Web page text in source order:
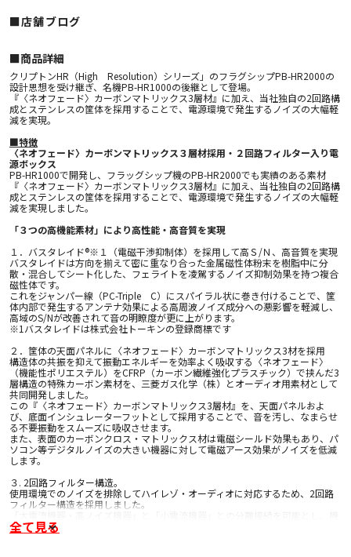
■店舗ブログ
■︎商品詳細
クリプトンHR（High Resolution）シリーズ」のフラグシップPB-HR2000の
設計思想を受け継ぎ、名機PB-HR1000の後継として登場。
『〈ネオフェード〉カーボンマトリックス3層材』に加え、当社独自の2回路構
成とステンレスの筐体を採用することで、電源環境で発生するノイズの大幅軽
減を実現。
■特徴
〈ネオフェード〉カーボンマトリックス３層材採用・２回路フィルター入り電
源ボックス
PB-HR1000で開発し、フラッグシップ機のPB-HR2000でも実績のある素材
『〈ネオフェード〉カーボンマトリックス3層材』に加え、当社独自の2回路構
成とステンレスの筐体を採用することで、電源環境で発生するノイズの大幅軽
減を実現しました。
「３つの高機能素材」により高性能・高音質を実現
１．バスタレイド®※１（電磁干渉抑制体）を採用して高Ｓ/Ｎ、高音質を実現
バスタレイドは方向を揃えて密に重なり合った金属磁性体粉末を樹脂中に分
散・混合してシート化した、フェライトを凌駕するノイズ抑制効果を持つ複合
磁性体です。
これをジャンパー線（PC-Triple C）にスパイラル状に巻き付けることで、筐
体内部で発生するアンテナ効果による高周波ノイズ成分への悪影響を軽減し、
高域のS/Nが改善されて音の明瞭度が更に上がります。
※1バスタレイドは株式会社トーキンの登録商標です
２．筐体の天面パネルに〈ネオフェード〉カーボンマトリックス3材を採用
構造体の共振を抑えて振動エネルギーを効率よく吸収する〈ネオフェード〉
（機能性ポリエステル）をCFRP（カーボン繊維強化プラスチック）で挟んだ3
層構造の特殊カーボン素材を、三菱ガス化学（株）とオーディオ用素材として
共同開発しました。
この『〈ネオフェード〉カーボンマトリックス3層材』を、天面パネルおよ
び、底面インシュレーターフットとして採用することで、音を汚し、なまらせ
る不要振動をスムーズに吸収させます。
また、表面のカーボンクロス・マトリックス材は電磁シールド効果もあり、パ
ソコン等デジタルノイズの大きい機器に対して電磁アース効果がノイズを低減
します。
３. 2回路フィルター構造。
使用環境でのノイズを排除してハイレゾ・オーディオに対応するため、2回路
フィルター構造を採用しました。
器間の相互影響を大幅に軽減します。
③内部配線材に高音質で定評のあるPC-Triple Cを採用
全て見る